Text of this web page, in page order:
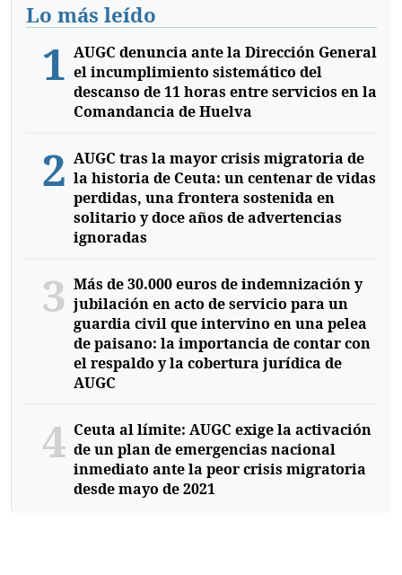
Lo más leído
1 AUGC denuncia ante la Dirección General
el incumplimiento sistemático del
descanso de 11 horas entre servicios en la
Comandancia de Huelva
2 AUGC tras la mayor crisis migratoria de
la historia de Ceuta: un centenar de vidas
perdidas, una frontera sostenida en
solitario y doce años de advertencias
ignoradas
3 Más de 30.000 euros de indemnización y
jubilación en acto de servicio para un
guardia civil que intervino en una pelea
de paisano: la importancia de contar con
el respaldo y la cobertura jurídica de
AUGC
4 Ceuta al límite: AUGC exige la activación
de un plan de emergencias nacional
inmediato ante la peor crisis migratoria
desde mayo de 2021